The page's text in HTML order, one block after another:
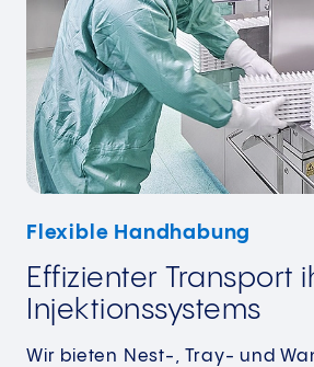
Flexible Handhabung
Effizienter Transport
Injektionssystems
Wir bieten Nest-, Tray- und